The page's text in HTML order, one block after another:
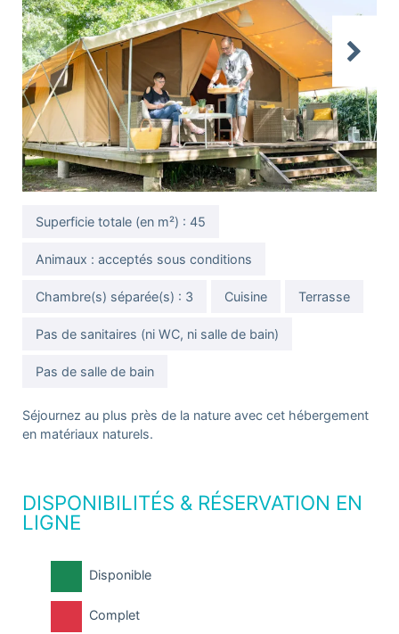
Previous Next
Superficie totale (en m²) : 45
Animaux : acceptés sous conditions
Chambre(s) séparée(s) : 3 Cuisine Terrasse
Pas de sanitaires (ni WC, ni salle de bain)
Pas de salle de bain
Séjournez au plus près de la nature avec cet hébergement
en matériaux naturels.
DISPONIBILITÉS & RÉSERVATION EN
LIGNE
Disponible
Complet